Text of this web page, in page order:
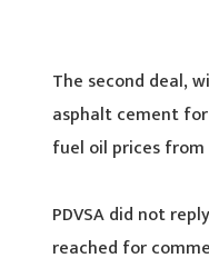
The second deal,
asphalt cement
fuel oil prices from
PDVSA did not
reached for